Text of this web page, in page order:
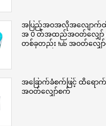
အပြည့်အဝအလိုအလျောက်
အ 0 တ်အထည်အဝတ်လျှော်
တစ်ခုတည်း tub အဝတ်လျှေ
အခြောက်ခံစက်ဖြင့် ထိရော
အဝတ်လျှော်စက်